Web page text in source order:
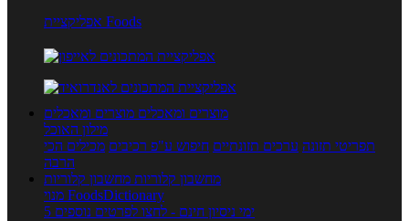
אפליקציית Foods
מוצרים ומאכלים מוצרים ומאכלים
מילון האוכל
תפריטי תזונה ערכים תזונתיים חיפוש ע"פ רכיבים מכילים הכי
הרבה
מחשבון קלוריות מחשבון קלוריות
מנוי FoodsDictionary
5 ימי ניסיון חינם - לחצו לפרטים נוספים